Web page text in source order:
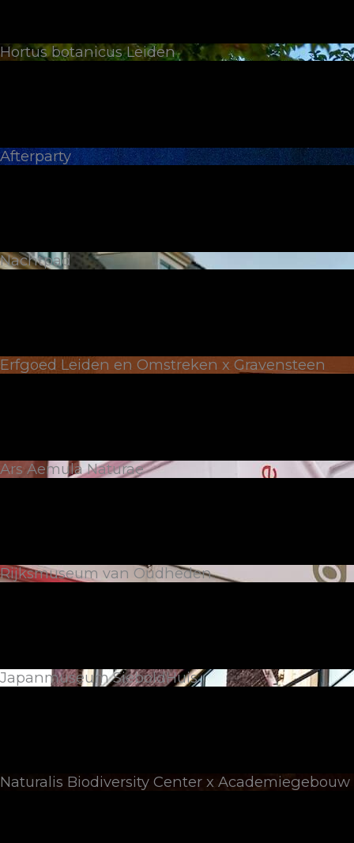
Hortus botanicus Leiden
Afterparty
Nachtpad
Erfgoed Leiden en Omstreken x Gravensteen
Ars Aemula Naturae
Rijksmuseum van Oudheden
Japanmuseum SieboldHuis
Naturalis Biodiversity Center x Academiegebouw